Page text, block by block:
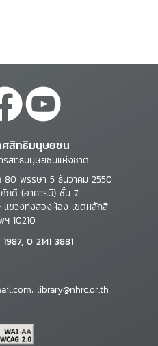
ศสิทธิมนุษยชน
รสิทธิมนุษยชนแห่งชาติ
80 พรรษา 5 ธันวาคม 2550
กดี (อาคารบี) ชั้น 7
ขวงทุ่งสองห้อง เขตหลักสี่
ฯ 10210
0 2141 3881
library@nhrc.or.th